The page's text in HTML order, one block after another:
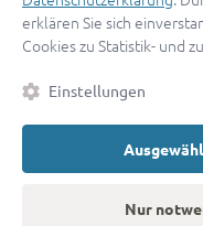
Sie haben noch
oder als
erklären Sie sich
Cookies zu Statistik- und
Einstellungen
Nur